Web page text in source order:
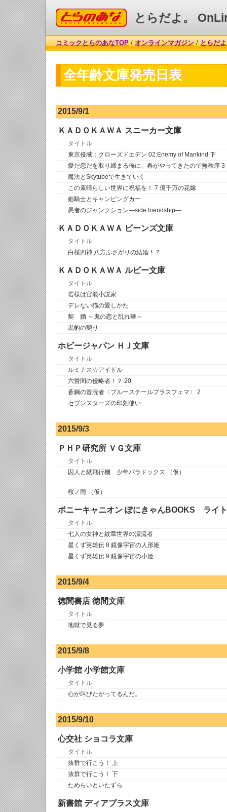
コミックとらのあな とらだよ。
コミックとらのあなTOP/オンラインマガジン/とらだ
全年齢文庫発売日表
2015/9/1
ＫＡＤＯＫＡＷＡ スニーカー文庫
タイトル
東京侵域：クローズドエデン 02:Enemy of Mankind 下
愛だ恋だを取り締まる俺に、春がやってきたので無秩序 3
魔法とSkytubeで生きていく
この素晴らしい世界に祝福を！ 7 億千万の花嫁
姫騎士とキャンピングカー
愚者のジャンクション―side friendship―
ＫＡＤＯＫＡＷＡ ビーンズ文庫
タイトル
白桜四神 八方ふさがりの結婚！？
ＫＡＤＯＫＡＷＡ ルビー文庫
タイトル
若様は官能小説家
デレない猫の愛しかた
契 婚 ～鬼の恋と乱れ華～
黒豹の契り
ホビージャパン ＨＪ文庫
タイトル
ルミナス☆アイドル
六畳間の侵略者！？ 20
蒼鋼の冒涜者〈ブルースチールブラスフェマ〉 2
セブンスターズの印刻使い
2015/9/3
ＰＨＰ研究所 ＶＧ文庫
タイトル
囚人と紙飛行機 少年パラドックス （仮）
桜ノ雨 （仮）
ポニーキャニオン ぽにきゃんBOOKS ライ
タイトル
七人の女神と紋章世界の漂流者
星くず英雄伝 8 鏡像宇宙の人形姫
星くず英雄伝 9 鏡像宇宙の小姫
2015/9/4
徳間書店 徳間文庫
タイトル
地獄で見る夢
2015/9/8
小学館 小学館文庫
タイトル
心が叫びたがってるんだ。
2015/9/10
心交社 ショコラ文庫
タイトル
抜群で行こう！ 上
抜群で行こう！ 下
ためらいといたずら
新書館 ディアプラス文庫